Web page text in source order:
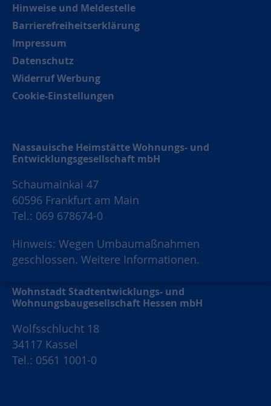
Hinweise und Meldestelle
Barrierefreiheitserklärung
Impressum
Datenschutz
Widerruf Werbung
Cookie-Einstellungen
Nassauische Heimstätte Wohnungs- und
Entwicklungsgesellschaft mbH
Schaumainkai 47
60596 Frankfurt am Main
Tel.: 069 678674-0
Hinweis: Wegen Umbaumaßnahmen
geschlossen. Weitere Informationen.
Wohnstadt Stadtentwicklungs- und
Wohnungsbaugesellschaft Hessen mbH
Wolfsschlucht 18
34117 Kassel
Tel.: 0561 1001-0